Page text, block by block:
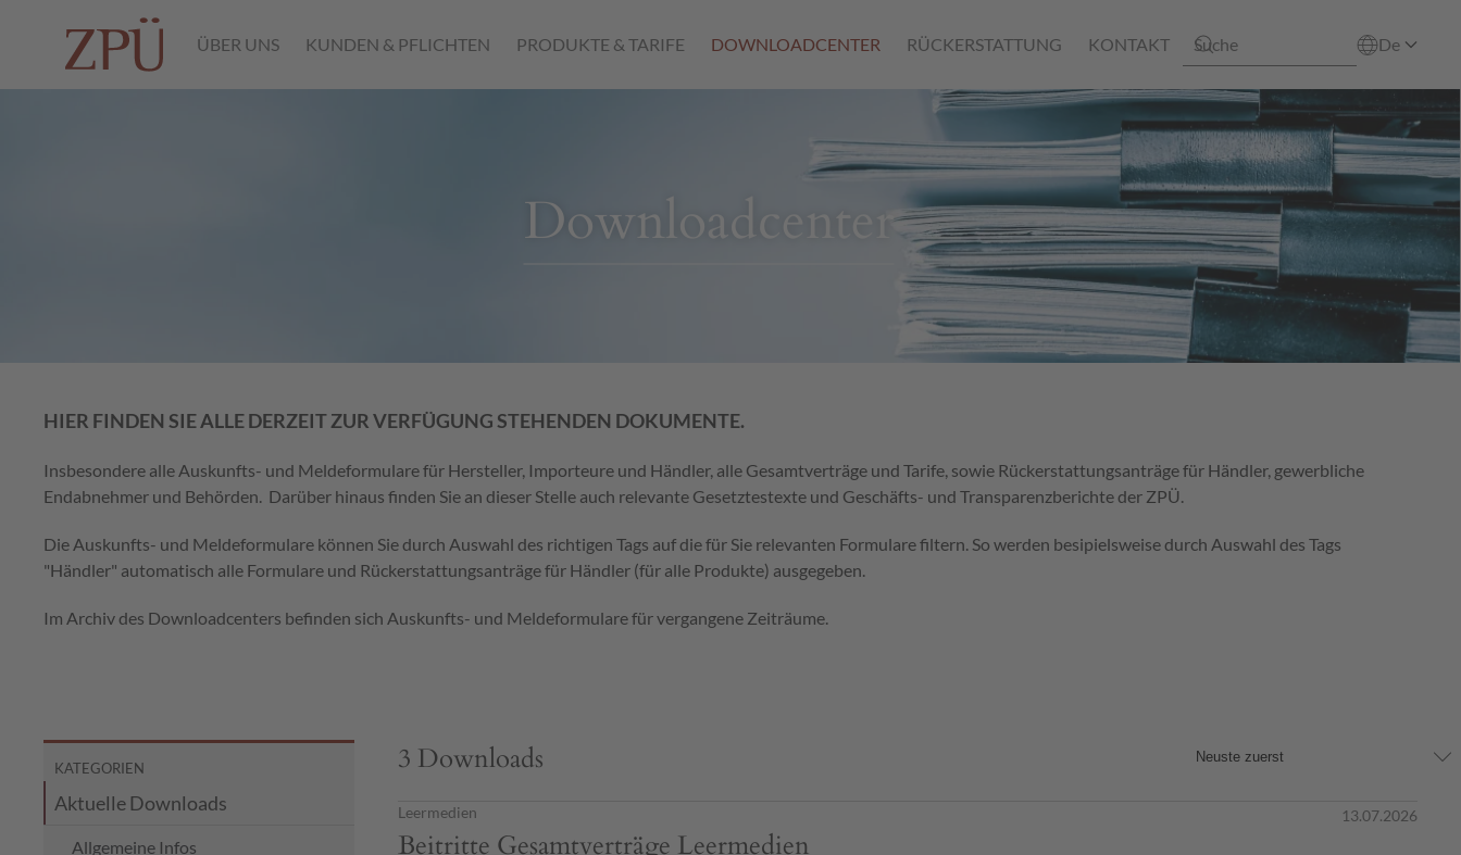
ÜBER UNS KUNDEN & PFLICHTEN PRODUKTE & TARIFE DOWNLOADCENTER RÜCKERSTATTUNG KONTAKT De
Downloadcenter
HIER FINDEN SIE ALLE DERZEIT ZUR VERFÜGUNG STEHENDEN DOKUMENTE.
Insbesondere alle Auskunfts- und Meldeformulare für Hersteller, Importeure und Händler, alle Gesamtverträge und Tarife, sowie Rückerstattungsanträge für Händler, gewerbliche
Endabnehmer und Behörden. Darüber hinaus finden Sie an dieser Stelle auch relevante Gesetztestexte und Geschäfts- und Transparenzberichte der ZPÜ.
Die Auskunfts- und Meldeformulare können Sie durch Auswahl des richtigen Tags auf die für Sie relevanten Formulare filtern. So werden besipielsweise durch Auswahl des Tags
"Händler" automatisch alle Formulare und Rückerstattungsanträge für Händler (für alle Produkte) ausgegeben.
Im Archiv des Downloadcenters befinden sich Auskunfts- und Meldeformulare für vergangene Zeiträume.
KATEGORIEN
Aktuelle Downloads
Allgemeine Infos
3 Downloads
Leermedien
Beitritte Gesamtverträge Leermedien
13.07.2026